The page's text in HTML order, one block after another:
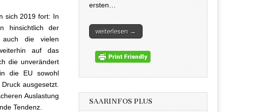
sich 2019 fort: In
hinsichtlich der
auch die vielen
auf das
die unverändert
die EU sowohl
ausgesetzt.
Auslastung
Tendenz.
ersten…
weiterlesen →
SAARINFOS PLUS